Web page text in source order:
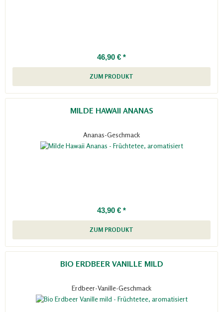
46,90 € *
ZUM PRODUKT
MILDE HAWAII ANANAS
Ananas-Geschmack
43,90 € *
ZUM PRODUKT
BIO ERDBEER VANILLE MILD
Erdbeer-Vanille-Geschmack